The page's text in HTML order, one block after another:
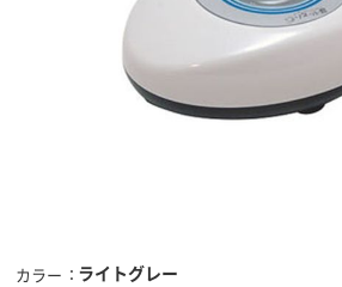
カラー ライトグレー